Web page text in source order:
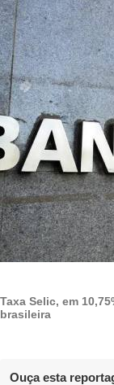
Taxa Selic, em
brasileira
Ouça esta